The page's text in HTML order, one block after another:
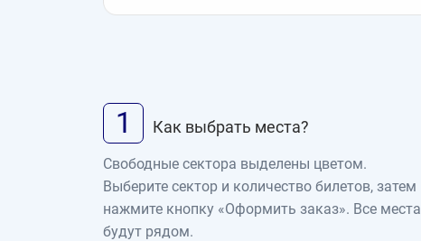
1 Как выбрать места?
Свободные сектора выделены цветом.
Выберите сектор и количество билетов, затем
нажмите кнопку «Оформить заказ». Все места
будут рядом.